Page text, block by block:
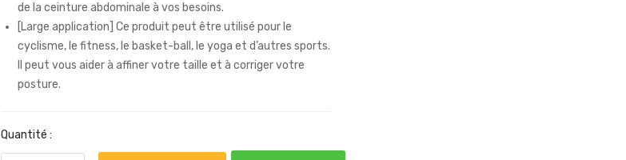
de la ceinture abdominale à vos besoins.
[Large application] Ce produit peut être utilisé pour le
cyclisme, le fitness, le basket-ball, le yoga et d’autres sports.
Il peut vous aider à affiner votre taille et à corriger votre
posture.
Quantité :